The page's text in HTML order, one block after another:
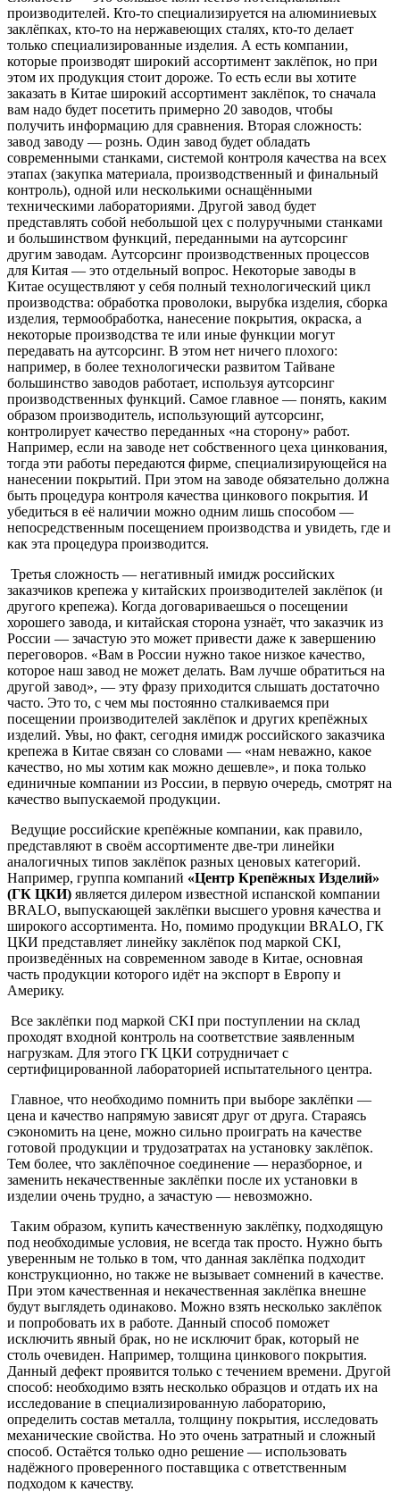
производителей. Кто-то специализируется на алюминиевых
заклёпках, кто-то на нержавеющих сталях, кто-то делает
только специализированные изделия. А есть компании,
которые производят широкий ассортимент заклёпок, но при
этом их продукция стоит дороже. То есть если вы хотите
заказать в Китае широкий ассортимент заклёпок, то сначала
вам надо будет посетить примерно 20 заводов, чтобы
получить информацию для сравнения. Вторая сложность:
завод заводу — рознь. Один завод будет обладать
современными станками, системой контроля качества на всех
этапах (закупка материала, производственный и финальный
контроль), одной или несколькими оснащёнными
техническими лабораториями. Другой завод будет
представлять собой небольшой цех с полуручными станками
и большинством функций, переданными на аутсорсинг
другим заводам. Аутсорсинг производственных процессов
для Китая — это отдельный вопрос. Некоторые заводы в
Китае осуществляют у себя полный технологический цикл
производства: обработка проволоки, вырубка изделия, сборка
изделия, термообработка, нанесение покрытия, окраска, а
некоторые производства те или иные функции могут
передавать на аутсорсинг. В этом нет ничего плохого:
например, в более технологически развитом Тайване
большинство заводов работает, используя аутсорсинг
производственных функций. Самое главное — понять, каким
образом производитель, использующий аутсорсинг,
контролирует качество переданных «на сторону» работ.
Например, если на заводе нет собственного цеха цинкования,
тогда эти работы передаются фирме, специализирующейся на
нанесении покрытий. При этом на заводе обязательно должна
быть процедура контроля качества цинкового покрытия. И
убедиться в её наличии можно одним лишь способом —
непосредственным посещением производства и увидеть, где и
как эта процедура производится.
Третья сложность — негативный имидж российских
заказчиков крепежа у китайских производителей заклёпок (и
другого крепежа). Когда договариваешься о посещении
хорошего завода, и китайская сторона узнаёт, что заказчик из
России — зачастую это может привести даже к завершению
переговоров. «Вам в России нужно такое низкое качество,
которое наш завод не может делать. Вам лучше обратиться на
другой завод», — эту фразу приходится слышать достаточно
часто. Это то, с чем мы постоянно сталкиваемся при
посещении производителей заклёпок и других крепёжных
изделий. Увы, но факт, сегодня имидж российского заказчика
крепежа в Китае связан со словами — «нам неважно, какое
качество, но мы хотим как можно дешевле», и пока только
единичные компании из России, в первую очередь, смотрят на
качество выпускаемой продукции.
Ведущие российские крепёжные компании, как правило,
представляют в своём ассортименте две-три линейки
аналогичных типов заклёпок разных ценовых категорий.
Например, группа компаний «Центр Крепёжных Изделий»
(ГК ЦКИ) является дилером известной испанской компании
BRALO, выпускающей заклёпки высшего уровня качества и
широкого ассортимента. Но, помимо продукции BRALO, ГК
ЦКИ представляет линейку заклёпок под маркой CKI,
произведённых на современном заводе в Китае, основная
часть продукции которого идёт на экспорт в Европу и
Америку.
Все заклёпки под маркой CKI при поступлении на склад
проходят входной контроль на соответствие заявленным
нагрузкам. Для этого ГК ЦКИ сотрудничает с
сертифицированной лабораторией испытательного центра.
Главное, что необходимо помнить при выборе заклёпки —
цена и качество напрямую зависят друг от друга. Стараясь
сэкономить на цене, можно сильно проиграть на качестве
готовой продукции и трудозатратах на установку заклёпок.
Тем более, что заклёпочное соединение — неразборное, и
заменить некачественные заклёпки после их установки в
изделии очень трудно, а зачастую — невозможно.
Таким образом, купить качественную заклёпку, подходящую
под необходимые условия, не всегда так просто. Нужно быть
уверенным не только в том, что данная заклёпка подходит
конструкционно, но также не вызывает сомнений в качестве.
При этом качественная и некачественная заклёпка внешне
будут выглядеть одинаково. Можно взять несколько заклёпок
и попробовать их в работе. Данный способ поможет
исключить явный брак, но не исключит брак, который не
столь очевиден. Например, толщина цинкового покрытия.
Данный дефект проявится только с течением времени. Другой
способ: необходимо взять несколько образцов и отдать их на
исследование в специализированную лабораторию,
определить состав металла, толщину покрытия, исследовать
механические свойства. Но это очень затратный и сложный
способ. Остаётся только одно решение — использовать
надёжного проверенного поставщика с ответственным
подходом к качеству.